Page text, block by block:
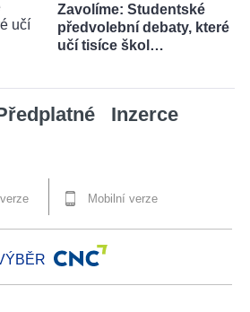
Zavolíme: Studentské
předvolební debaty, které
učí tisíce škol…
Inzerce
Mobilní verze